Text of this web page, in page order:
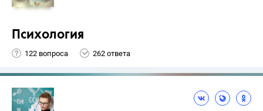
Психология
122 вопроса 262 ответа